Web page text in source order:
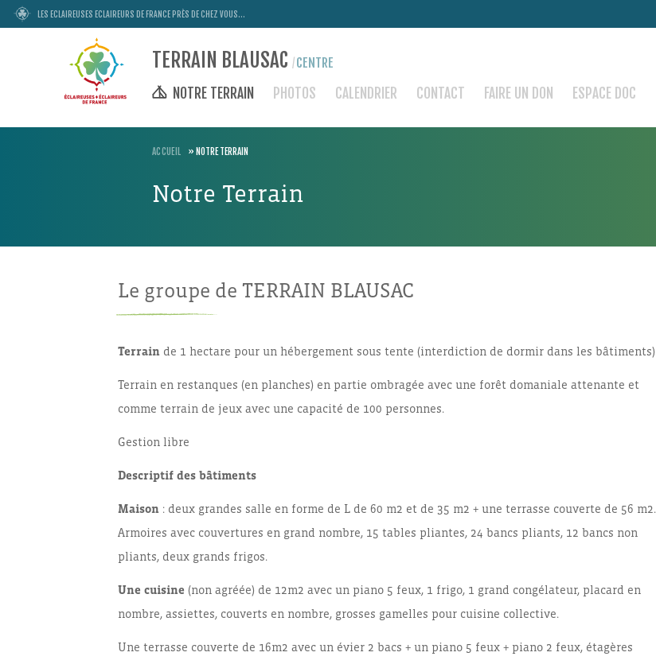
LES ECLAIREUSES ECLAIREURS DE FRANCE PRÈS DE CHEZ VOUS...
TERRAIN BLAUSAC /CENTRE
NOTRE TERRAIN PHOTOS CALENDRIER CONTACT FAIRE UN DON ESPACE DOC
ACCUEIL » NOTRE TERRAIN
Notre Terrain
Le groupe de TERRAIN BLAUSAC
Terrain de 1 hectare pour un hébergement sous tente (interdiction de dormir dans les bâtiments)
Terrain en restanques (en planches) en partie ombragée avec une forêt domaniale attenante et
comme terrain de jeux avec une capacité de 100 personnes.
Gestion libre
Descriptif des bâtiments
Maison : deux grandes salle en forme de L de 60 m2 et de 35 m2 + une terrasse couverte de 56 m2.
Armoires avec couvertures en grand nombre, 15 tables pliantes, 24 bancs pliants, 12 bancs non
pliants, deux grands frigos.
Une cuisine (non agréée) de 12m2 avec un piano 5 feux, 1 frigo, 1 grand congélateur, placard en
nombre, assiettes, couverts en nombre, grosses gamelles pour cuisine collective.
Une terrasse couverte de 16m2 avec un évier 2 bacs + un piano 5 feux + piano 2 feux, étagères